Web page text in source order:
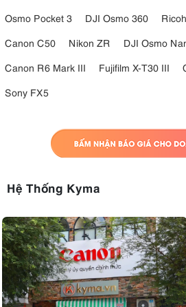
Osmo Pocket 3
DJI Osmo 360
Canon C50
Nikon ZR DJI Osmo
Canon R6 Mark III
Fujifilm X-T30 III
Sony FX5
Hệ Thống Kyma